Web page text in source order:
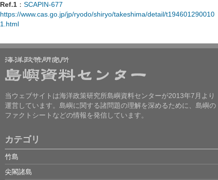
Ref.1 ： SCAPIN-677
https://www.cas.go.jp/jp/ryodo/shiryo/takeshima/detail/t194601290010
1.html
当ウェブサイトは海洋政策研究所島嶼資料センターが2013年7月より
運営しています。島嶼に関する諸問題の理解を深めるために、島嶼の
ファクトシートなどの情報を発信しています。
カテゴリ
竹島
尖閣諸島